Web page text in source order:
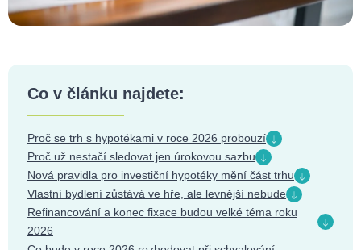
Co v článku najdete:
Proč se trh s hypotékami v roce 2026 probouzí
Proč už nestačí sledovat jen úrokovou sazbu
Nová pravidla pro investiční hypotéky mění část trhu
Vlastní bydlení zůstává ve hře, ale levnější nebude
Refinancování a konec fixace budou velké téma roku
2026